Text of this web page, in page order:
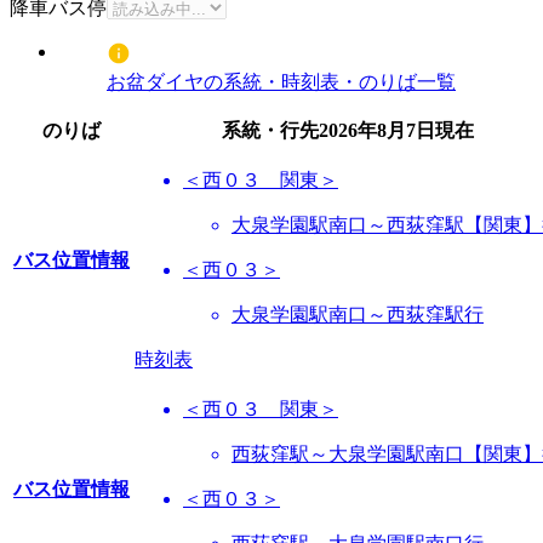
降車バス停
お盆ダイヤの系統・時刻表・のりば一覧
のりば 系統・行先2026年8月7日 現在
バス位置情報
＜西０３ 関東＞
大泉学園駅南口～西荻窪駅【関東
＜西０３＞
大泉学園駅南口～西荻窪駅行
時刻表
バス位置情報
＜西０３ 関東＞
西荻窪駅～大泉学園駅南口【関東
＜西０３＞